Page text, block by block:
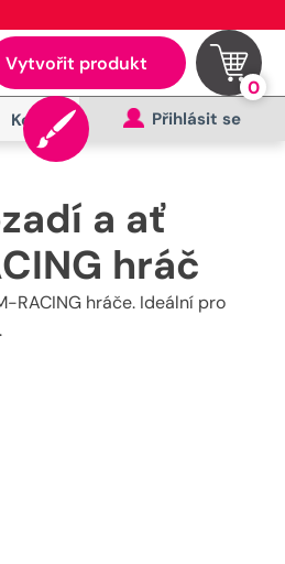
Vytvořit produkt
0
Kontakt Přihlásit se
a ať
hráč
RACING hráče. Ideální pro